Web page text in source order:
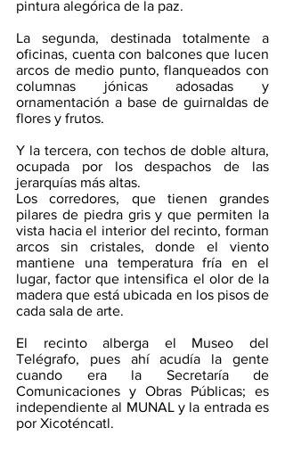
pintura alegórica de la paz.
La segunda, destinada totalmente a
oficinas, cuenta con balcones que lucen
arcos de medio punto, flanqueados con
columnas jónicas adosadas y
ornamentación a base de guirnaldas de
flores y frutos.
Y la tercera, con techos de doble altura,
ocupada por los despachos de las
jerarquías más altas.
Los corredores, que tienen grandes
pilares de piedra gris y que permiten la
vista hacia el interior del recinto, forman
arcos sin cristales, donde el viento
mantiene una temperatura fría en el
lugar, factor que intensifica el olor de la
madera que está ubicada en los pisos de
cada sala de arte.
El recinto alberga el Museo del
Telégrafo, pues ahí acudía la gente
cuando era la Secretaría de
Comunicaciones y Obras Públicas; es
independiente al MUNAL y la entrada es
por Xicoténcatl.